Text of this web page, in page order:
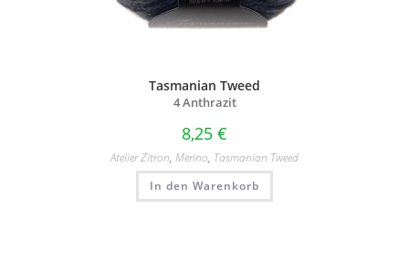
Tasmanian Tweed
4 Anthrazit
8,25 €
Atelier Zitron, Merino, Tasmanian Tweed
In den Warenkorb